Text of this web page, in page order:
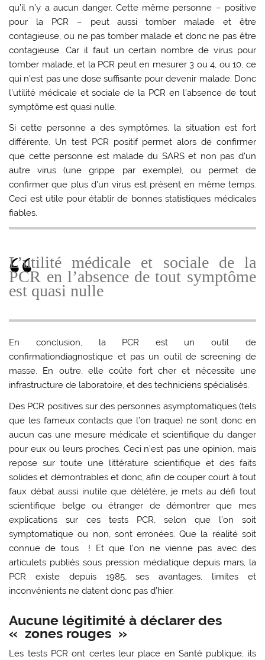
qu’il n’y a aucun danger. Cette même personne – positive
pour la PCR – peut aussi tomber malade et être
contagieuse, ou ne pas tomber malade et donc ne pas être
contagieuse. Car il faut un certain nombre de virus pour
tomber malade, et la PCR peut en mesurer 3 ou 4, ou 10, ce
qui n’est pas une dose suffisante pour devenir malade. Donc
l’utilité médicale et sociale de la PCR en l’absence de tout
symptôme est quasi nulle.
Si cette personne a des symptômes, la situation est fort
différente. Un test PCR positif permet alors de confirmer
que cette personne est malade du SARS et non pas d’un
autre virus (une grippe par exemple), ou permet de
confirmer que plus d’un virus est présent en même temps.
Ceci est utile pour établir de bonnes statistiques médicales
fiables.
L’utilité médicale et sociale de la
PCR en l’absence de tout symptôme
est quasi nulle
En conclusion, la PCR est un outil de
confirmationdiagnostique et pas un outil de screening de
masse. En outre, elle coûte fort cher et nécessite une
infrastructure de laboratoire, et des techniciens spécialisés.
Des PCR positives sur des personnes asymptomatiques (tels
que les fameux contacts que l’on traque) ne sont donc en
aucun cas une mesure médicale et scientifique du danger
pour eux ou leurs proches. Ceci n’est pas une opinion, mais
repose sur toute une littérature scientifique et des faits
solides et démontrables et donc, afin de couper court à tout
faux débat aussi inutile que délétère, je mets au défi tout
scientifique belge ou étranger de démontrer que mes
explications sur ces tests PCR, selon que l’on soit
symptomatique ou non, sont erronées. Que la réalité soit
connue de tous ! Et que l’on ne vienne pas avec des
articulets publiés sous pression médiatique depuis mars, la
PCR existe depuis 1985, ses avantages, limites et
inconvénients ne datent donc pas d’hier.
Aucune légitimité à déclarer des
« zones rouges »
Les tests PCR ont certes leur place en Santé publique, ils